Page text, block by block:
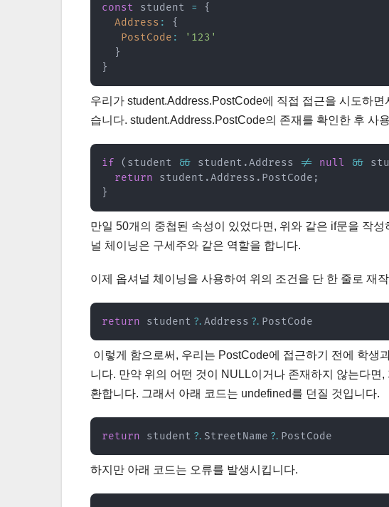
const student =
{
Address :
{
PostCode :
'123'
}
}
우리가 student.Address.PostCode에 직접 접근을 시도하
습니다. student.Address.PostCode의 존재를 확인한 후 사
if ( student && student .Address != null &&
return student .Address . PostCode ;
}
만일 50개의 중첩된 속성이 있었다면, 위와 같은 if문을 작
널 체이닝은 구세주와 같은 역할을 합니다.
이제 옵셔널 체이닝을 사용하여 위의 조건을 단 한 줄로 재
return student ?. Address ?. PostCode
이렇게 함으로써, 우리는 PostCode에 접근하기 전에 학생
니다. 만약 위의 어떤 것이 NULL이거나 존재하지 않는다
환합니다. 그래서 아래 코드는 undefined를 던질 것입니다.
return student ?. StreetName ?. PostCode
하지만 아래 코드는 오류를 발생시킵니다.